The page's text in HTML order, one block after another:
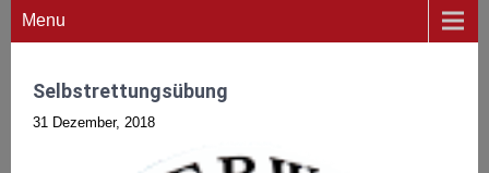
Menu
Selbstrettungsübung
31 Dezember, 2018